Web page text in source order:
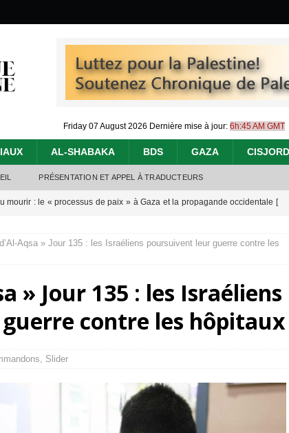
Friday 07 August 2026 Dernière mise à jour: 6h:45 AM GMT
AL-SHABAKA BDS GAZA
PRÉSENTATION ET APPEL À TRADUCTEURS
mourir : le « processus de paix » à Gaza et la propagande occidentale [
génocide : l’histoire de Gaza au-delà des chiffres [ 5 août 2026 ]
annonce un « accord de paix » à Gaza, les Israéliens multiplie les
2026 ]
déjà dramatique
Aqsa » Jour 135 : les Israéliens poursuivent leur guerre contre les
» Jour 135 : les Israéliens
contre les hôpitaux
, Slider